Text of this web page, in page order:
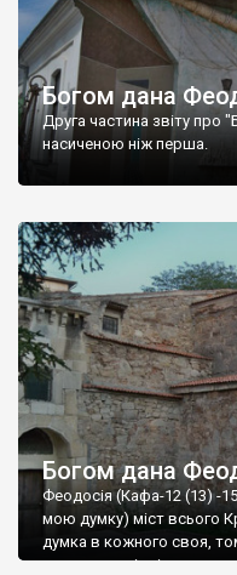
Богом дана
Друга частина звіту про
насиченою ніж перша.
Богом дана
Феодосія (Кафа-12 (13) -
мою думку) міст всього
думка в кожного своя,
запрошую відвідати це